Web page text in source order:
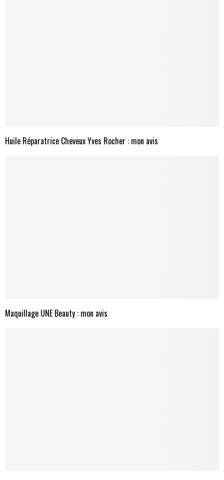
Huile Réparatrice Cheveux Yves Rocher : mon avis
Maquillage UNE Beauty : mon avis